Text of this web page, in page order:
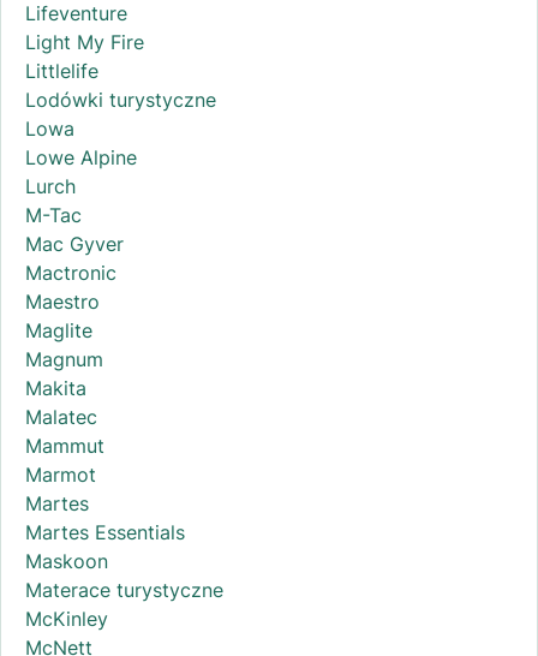
Lifeventure
Light My Fire
Littlelife
Lodówki turystyczne
Lowa
Lowe Alpine
Lurch
M-Tac
Mac Gyver
Mactronic
Maestro
Maglite
Magnum
Makita
Malatec
Mammut
Marmot
Martes
Martes Essentials
Maskoon
Materace turystyczne
McKinley
McNett